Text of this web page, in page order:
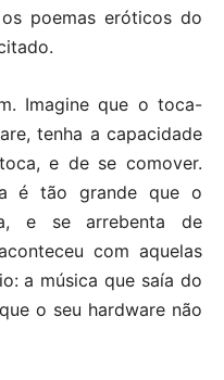
poemas eróticos do
Imagine que o toca-
tenha a capacidade
e de se comover.
é tão grande que o
e se arrebenta de
com aquelas
a música que saía do
o seu hardware não